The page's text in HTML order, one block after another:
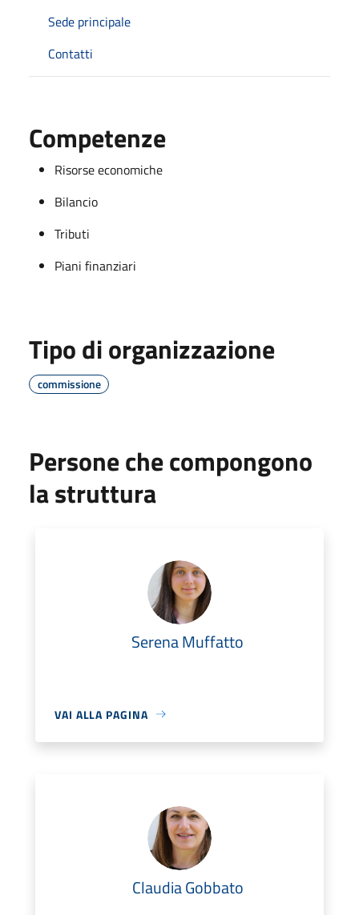
Sede principale
Contatti
Competenze
Risorse economiche
Bilancio
Tributi
Piani finanziari
Tipo di organizzazione
commissione
Persone che compongono
la struttura
Serena Muffatto
VAI ALLA PAGINA
Claudia Gobbato